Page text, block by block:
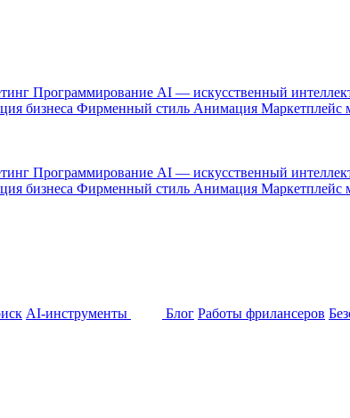
Программирование AI — искусственный
бизнеса Фирменный стиль Анимация Маркетплейс
Программирование AI — искусственный
бизнеса Фирменный стиль Анимация Маркетплейс
AI-инструменты Блог Работы фрилансеров